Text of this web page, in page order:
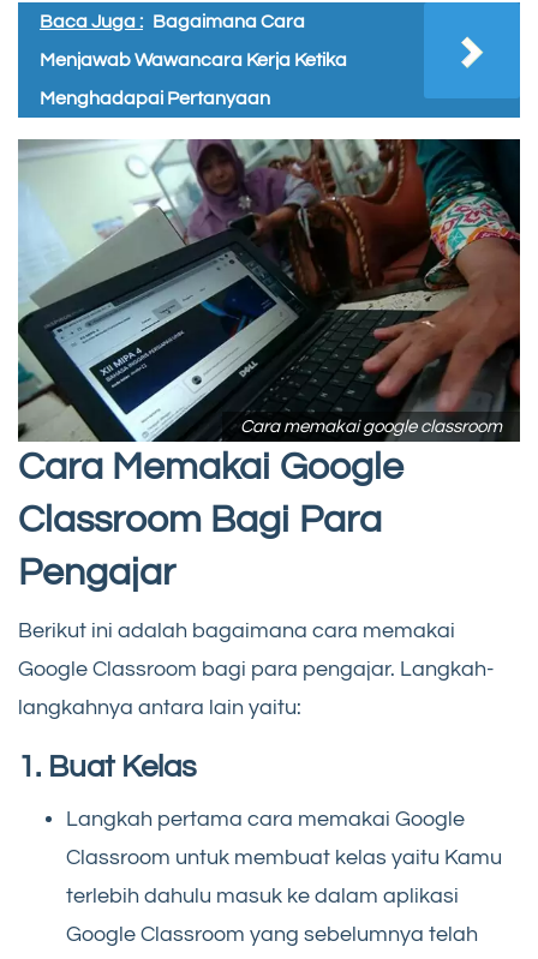
Baca Juga : Bagaimana Cara
Menjawab Wawancara Kerja Ketika
Menghadapai Pertanyaan
Cara memakai google classroom
Cara Memakai Google
Classroom Bagi Para
Pengajar
Berikut ini adalah bagaimana cara memakai
Google Classroom bagi para pengajar. Langkah-
langkahnya antara lain yaitu:
1. Buat Kelas
Langkah pertama cara memakai Google
Classroom untuk membuat kelas yaitu Kamu
terlebih dahulu masuk ke dalam aplikasi
Google Classroom yang sebelumnya telah